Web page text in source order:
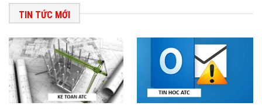
TIN TỨC MỚI